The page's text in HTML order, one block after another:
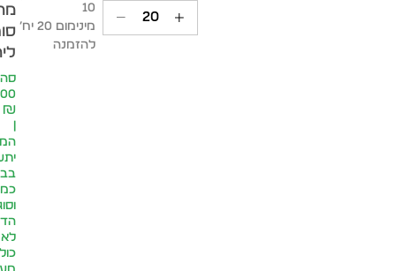
10
מינימום 20 יח׳
להזמנה
₪
לא